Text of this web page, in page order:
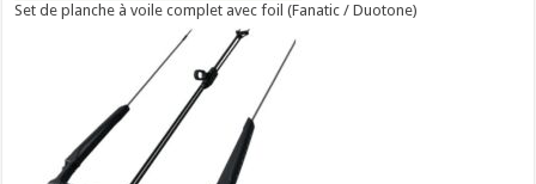
Set de planche à voile complet avec foil (Fanatic / Duotone)